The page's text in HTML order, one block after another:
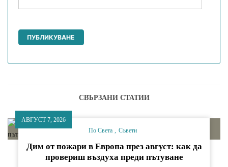
СВЪРЗАНИ СТАТИИ
АВГУСТ 7, 2026
По Света
Съвети
Дим от пожари в Европа през август: как да
провериш въздуха преди пътуване